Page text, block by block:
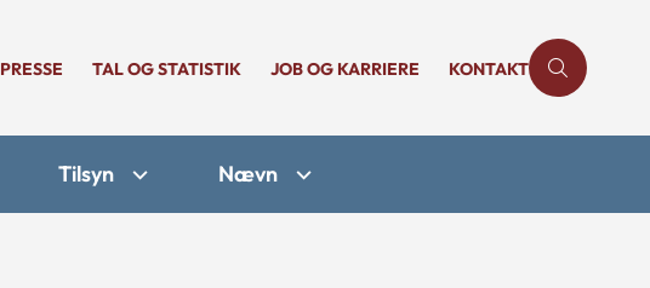
PRESSE TAL OG STATISTIK JOB OG KARRIERE KONTAKT
Tilsyn Nævn